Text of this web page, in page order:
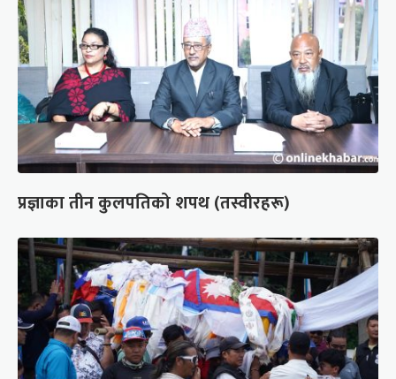
प्रज्ञाका तीन कुलपतिको शपथ (तस्वीरहरू)